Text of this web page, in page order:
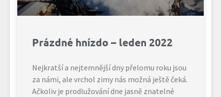
Prázdné hnízdo – leden 2022
Nejkratší a nejtemnější dny přelomu roku jsou
za námi, ale vrchol zimy nás možná ještě čeká.
Ačkoliv je prodlužování dne jasně znatelné